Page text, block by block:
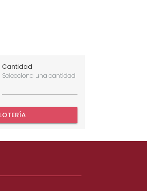
Cantidad
Selecciona una cantidad